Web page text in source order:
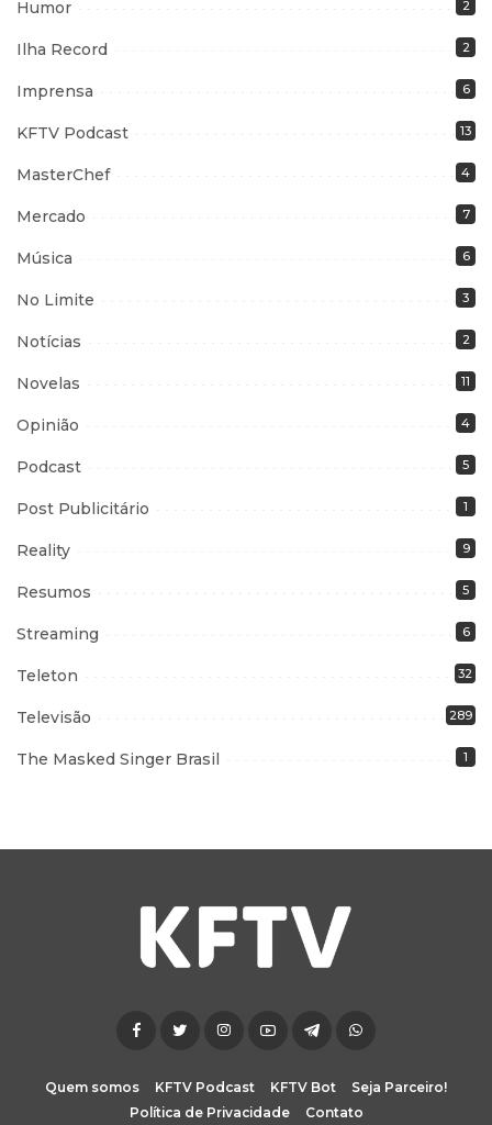
Humor 2
Ilha Record 2
Imprensa 6
KFTV Podcast 13
MasterChef 4
Mercado 7
Música 6
No Limite 3
Notícias 2
Novelas 11
Opinião 4
Podcast 5
Post Publicitário 1
Reality 9
Resumos 5
Streaming 6
Teleton 32
Televisão 289
The Masked Singer Brasil 1
Quem somos KFTV Podcast KFTV Bot
Seja Parceiro!
Política de Privacidade
Contato